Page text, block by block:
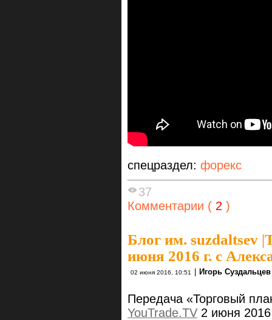
спецраздел: форекс
37
Комментарии ( 2 )
Блог им. suzdaltsev |
июня 2016 г. с
02 июня 2016, 10:51 Игорь Суздальцев
Передача «Торговый
YouTrade.TV 2 июня 2016